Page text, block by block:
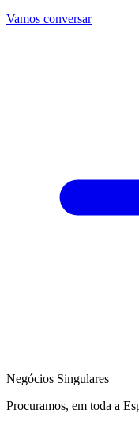
Vamos conversar
Negócios Singulares
Procuramos, em toda a